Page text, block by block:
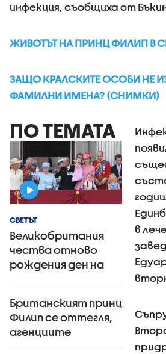
инфекция, съобщиха от
ЖИВОТЪТ НА ПРИНЦ ФИЛИП В
ЗАЩО КРАЛСКИТЕ ОСОБИ НЕ
ФАМИЛНИ ИМЕНА? (СНИМКИ)
ПО ТЕМАТА
СВЕТЪТ
Великобритания
чества отново
рождения ден на
Британският принц
Филип се оттегля,
агенциите
припомнят
в